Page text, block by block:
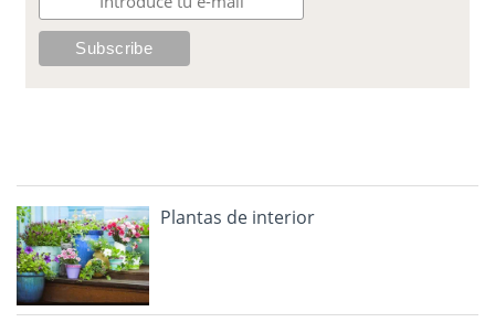
Plantas de interior